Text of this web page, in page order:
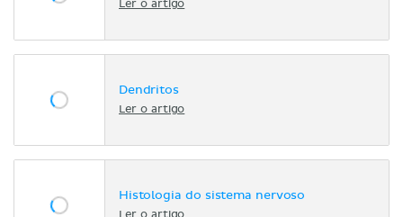
Ler o artigo
Dendritos
Ler o artigo
Histologia do sistema nervoso